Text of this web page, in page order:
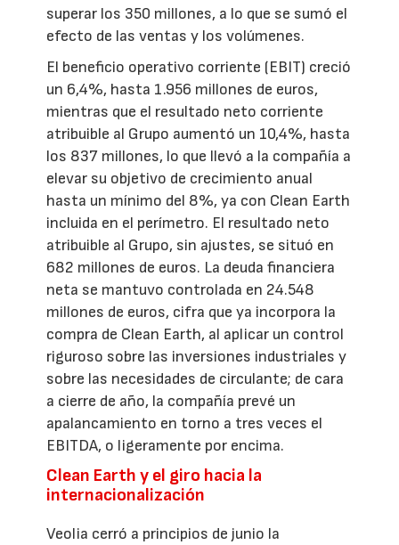
superar los 350 millones, a lo que se sumó el
efecto de las ventas y los volúmenes.
El beneficio operativo corriente (EBIT) creció
un 6,4%, hasta 1.956 millones de euros,
mientras que el resultado neto corriente
atribuible al Grupo aumentó un 10,4%, hasta
los 837 millones, lo que llevó a la compañía a
elevar su objetivo de crecimiento anual
hasta un mínimo del 8%, ya con Clean Earth
incluida en el perímetro. El resultado neto
atribuible al Grupo, sin ajustes, se situó en
682 millones de euros. La deuda financiera
neta se mantuvo controlada en 24.548
millones de euros, cifra que ya incorpora la
compra de Clean Earth, al aplicar un control
riguroso sobre las inversiones industriales y
sobre las necesidades de circulante; de cara
a cierre de año, la compañía prevé un
apalancamiento en torno a tres veces el
EBITDA, o ligeramente por encima.
Clean Earth y el giro hacia la
internacionalización
Veolia cerró a principios de junio la